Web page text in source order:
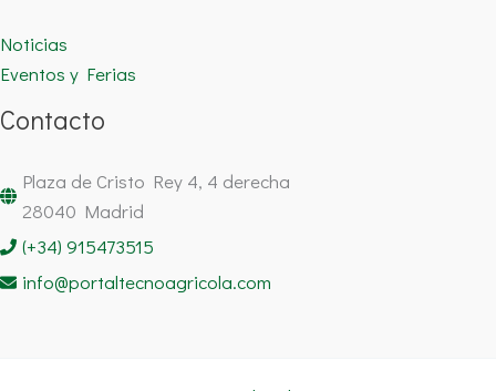
Noticias
Eventos y Ferias
Contacto
Plaza de Cristo Rey 4, 4 derecha
28040 Madrid
(+34) 915473515
info@portaltecnoagricola.com